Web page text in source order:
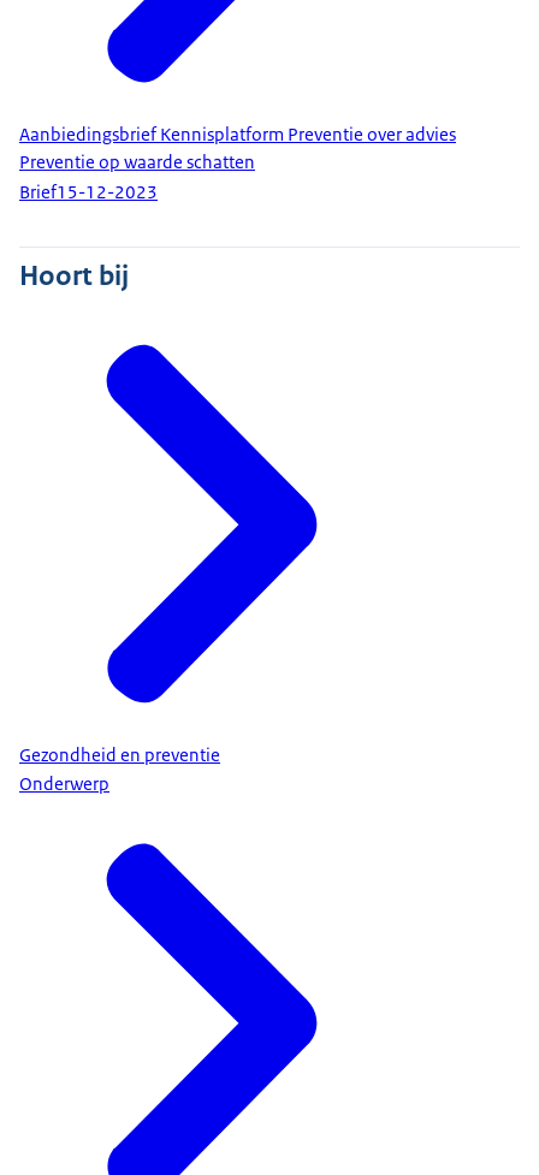
Aanbiedingsbrief Kennisplatform Preventie over advies
Preventie op waarde schatten
Brief15-12-2023
Hoort bij
Gezondheid en preventie
Onderwerp